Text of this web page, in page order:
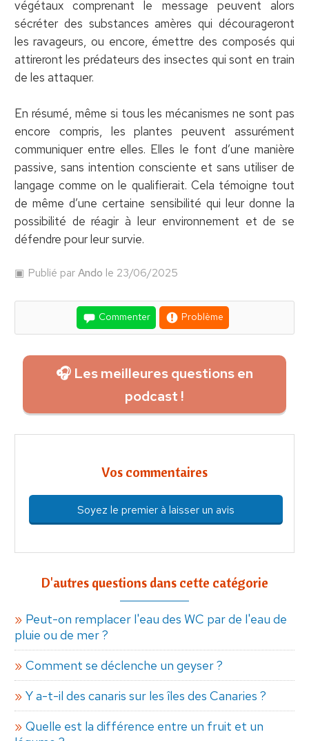
végétaux comprenant le message peuvent alors
sécréter des substances amères qui décourageront
les ravageurs, ou encore, émettre des composés qui
attireront les prédateurs des insectes qui sont en train
de les attaquer.
En résumé, même si tous les mécanismes ne sont pas
encore compris, les plantes peuvent assurément
communiquer entre elles. Elles le font d’une manière
passive, sans intention consciente et sans utiliser de
langage comme on le qualifierait. Cela témoigne tout
de même d’une certaine sensibilité qui leur donne la
possibilité de réagir à leur environnement et de se
défendre pour leur survie.
Publié parAndo le 23/06/2025
Commenter Problème
🎧 Les meilleures questions en
podcast !
Vos commentaires
Soyez le premier à laisser un avis
D'autres questions dans cette catégorie
Peut-on remplacer l'eau des WC par de l'eau de
pluie ou de mer ?
Comment se déclenche un geyser ?
Y a-t-il des canaris sur les îles des Canaries ?
Quelle est la différence entre un fruit et un